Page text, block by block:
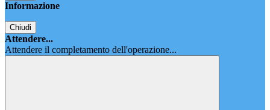
Informazione
Chiudi
Attendere...
Attendere il completamento dell'operazione...